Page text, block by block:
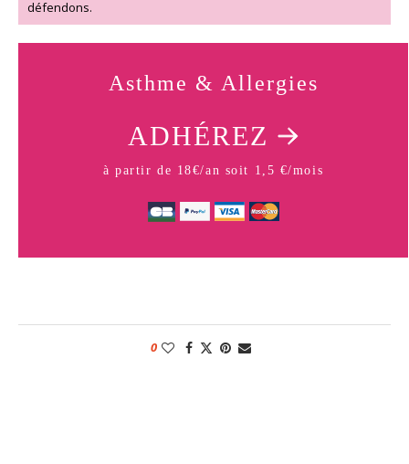
défendons.
Asthme & Allergies
ADHÉREZ
à partir de 18€/an soit 1,5 €/mois
0